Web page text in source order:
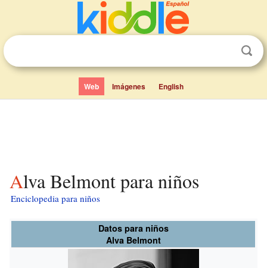
Web Imágenes English
Alva Belmont para niños
Enciclopedia para niños
Datos para niños
Alva Belmont